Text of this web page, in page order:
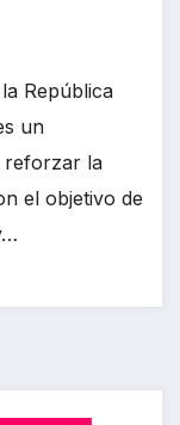
República
un
reforzar la
el objetivo de